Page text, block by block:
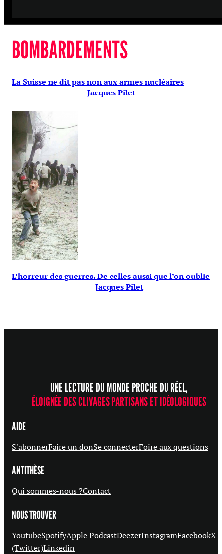
BOMBARDEMENTS
La Suisse ne dit pas non aux armes nucléaires
Jacques Pilet
L’horreur des guerres. De celles aussi que l’on oublie
Jacques Pilet
UNE LECTURE DU MONDE PROCHE DU RÉEL,
ÉLOIGNÉE DES CLIVAGES PARTISANS ET IDÉOLOGIQUES
AIDE
S'abonnerFaire un donSe connecterFoire aux questions
ANTITHÈSE
Qui sommes-nous ?Contact
NOUS TROUVER
YoutubeSpotifyApple PodcastDeezerInstagramFacebookX
(Twitter)Linkedin